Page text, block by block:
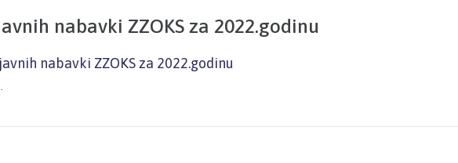
nabavki ZZOKS za 2022.godinu
nabavki ZZOKS za 2022.godinu